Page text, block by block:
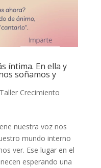
íntima. En ella y
soñamos y
Taller Crecimiento
nuestra voz nos
mundo interno
ver. Ese lugar en el
esperando una